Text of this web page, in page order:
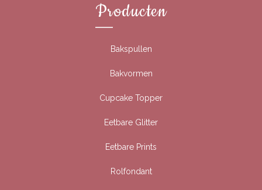
Producten
Bakspullen
Bakvormen
Cupcake Topper
Eetbare Glitter
Eetbare Prints
Rolfondant